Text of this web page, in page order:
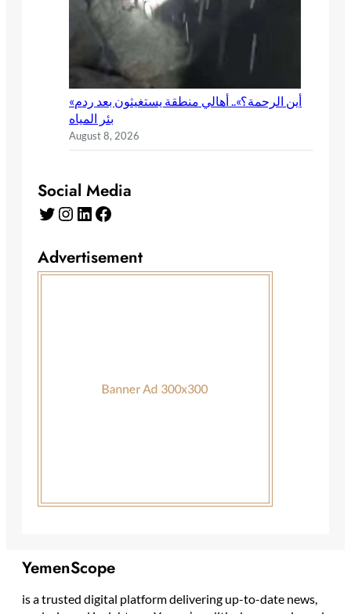
«أين الرحمة؟».. أهالي منطقة يستغيثون بعد ردم
بئر المياه
August 8, 2026
Social Media
Advertisement
YemenScope
is a trusted digital platform delivering up-to-date news,